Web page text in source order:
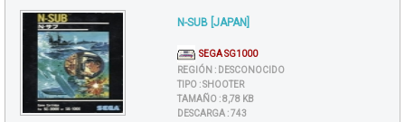
N-SUB [JAPAN]
SEGA SG1000
REGIÓN : DESCONOCIDO
TIPO :SHOOTER
TAMAÑO :8,78 KB
DESCARGA :743